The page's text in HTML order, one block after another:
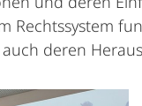
Rechtssystem
deren